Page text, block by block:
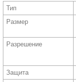
Тип
Размер
Разре­шение
Защита